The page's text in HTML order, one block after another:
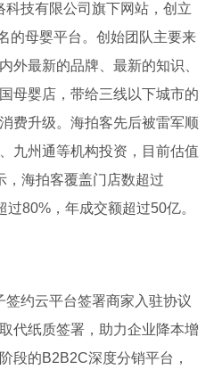
科技有限公司旗下网站，创立
的母婴平台。创始团队主要来
外最新的品牌、最新的知识、
母婴店，带给三线以下城市的
费升级。海拍客先后被雷军顺
九州通等机构投资，目前估值
，海拍客覆盖门店数超过
80%，年成交额超过50亿。
签约云平台签署商家入驻协议
代纸质签署，助力企业降本增
段的B2B2C深度分销平台，